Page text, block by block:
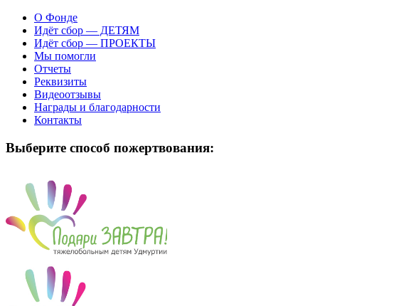
О Фонде
Идёт сбор — ДЕТЯМ
Идёт сбор — ПРОЕКТЫ
Мы помогли
Отчеты
Реквизиты
Видеоотзывы
Награды и благодарности
Контакты
Выберите способ пожертвования: